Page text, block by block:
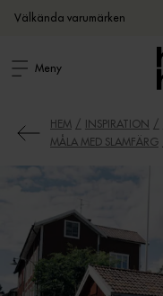
Välkända varumärken
Meny
HEM INSPIRATION
MÅLA MED SLAMFÄRG